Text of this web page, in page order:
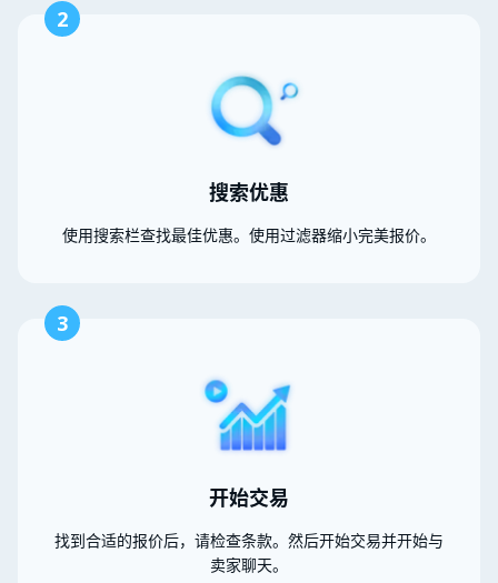
2
搜索优惠
使用搜索栏查找最佳优惠。使用过滤器缩小完美报价。
3
开始交易
找到合适的报价后，请检查条款。然后开始交易并开始与
卖家聊天。